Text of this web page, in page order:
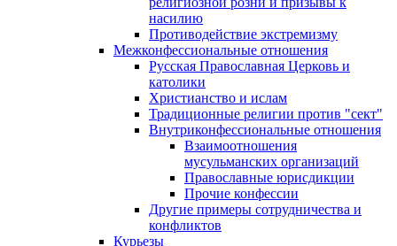
насилию
Противодействие экстремизму
Межконфессиональные отношения
Русская Православная Церковь и
католики
Христианство и ислам
Традиционные религии против "сект"
Внутриконфессиональные отношения
Взаимоотношения
мусульманских организаций
Православные юрисдикции
Прочие конфессии
Другие примеры сотрудничества и
конфликтов
Курьезы